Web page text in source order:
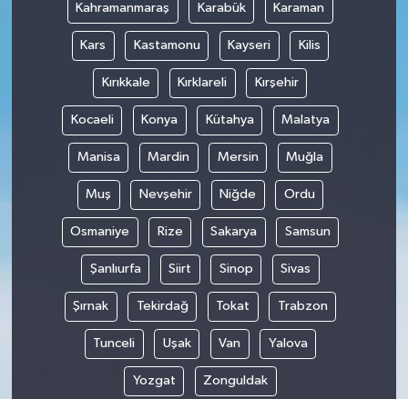
Kahramanmaraş Karabük Karaman
Kars Kastamonu Kayseri Kilis
Kırıkkale Kırklareli Kırşehir
Kocaeli Konya Kütahya Malatya
Manisa Mardin Mersin Muğla
Muş Nevşehir Niğde Ordu
Osmaniye Rize Sakarya Samsun
Şanlıurfa Siirt Sinop Sivas
Şırnak Tekirdağ Tokat Trabzon
Tunceli Uşak Van Yalova
Yozgat Zonguldak